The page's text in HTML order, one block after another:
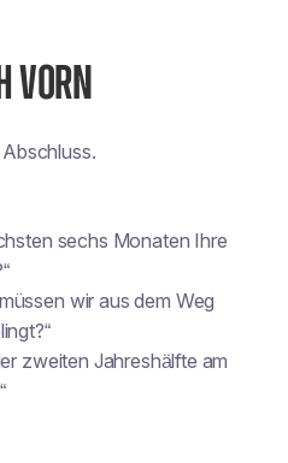
VORN
sechs Monaten Ihre
wir aus dem Weg
zweiten Jahreshälfte am